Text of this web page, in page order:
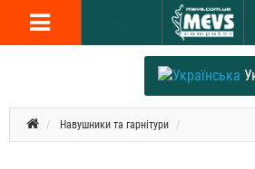
Навушники та гарнітури